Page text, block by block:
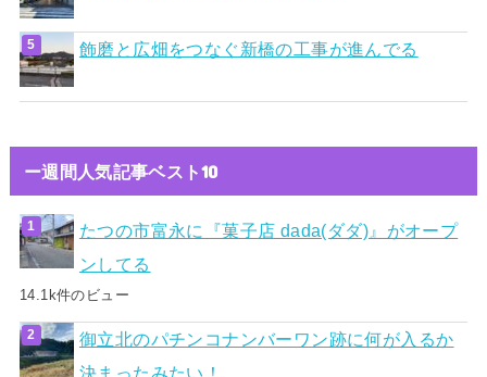
飾磨と広畑をつなぐ新橋の工事が進んでる
ー週間人気記事ベスト10
たつの市富永に『菓子店 dada(ダダ)』がオープ
ンしてる
14.1k件のビュー
御立北のパチンコナンバーワン跡に何が入るか
決まったみたい！